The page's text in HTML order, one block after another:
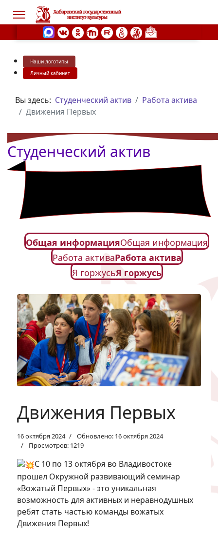
Наши логотипы
Личный кабинет
Вы здесь: Студенческий актив
Работа актива
Движения Первых
Студенческий актив
Общая информацияОбщая информация
Работа активаРабота актива
Я горжусьЯ горжусь
Движения Первых
16 октября 2024
Обновлено: 16 октября 2024
Просмотров: 1219
С 10 по 13 октября во Владивостоке
прошел Окружной развивающий семинар
«Вожатый Первых» - это уникальная
возможность для активных и неравнодушных
ребят стать частью команды вожатых
Движения Первых!